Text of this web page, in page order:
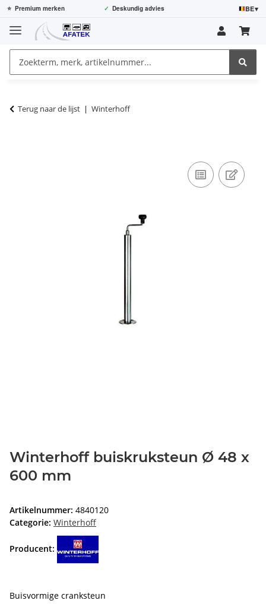
⭐ Premium merken ✓ Deskundig advies BE▾
Terug naar de lijst Winterhoff
Winterhoff buiskruksteun Ø 48 x
600 mm
Artikelnummer: 4840120
Categorie: Winterhoff
Producent:
Buisvormige cranksteun